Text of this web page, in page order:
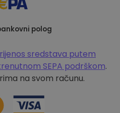
polog
sredstava putem
SEPA podrškom.
na svom računu.